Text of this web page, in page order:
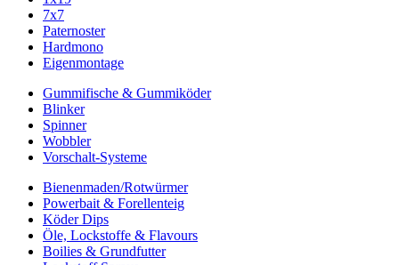
7x7
Paternoster
Hardmono
Eigenmontage
Gummifische & Gummiköder
Blinker
Spinner
Wobbler
Vorschalt-Systeme
Bienenmaden/Rotwürmer
Powerbait & Forellenteig
Köder Dips
Öle, Lockstoffe & Flavours
Boilies & Grundfutter